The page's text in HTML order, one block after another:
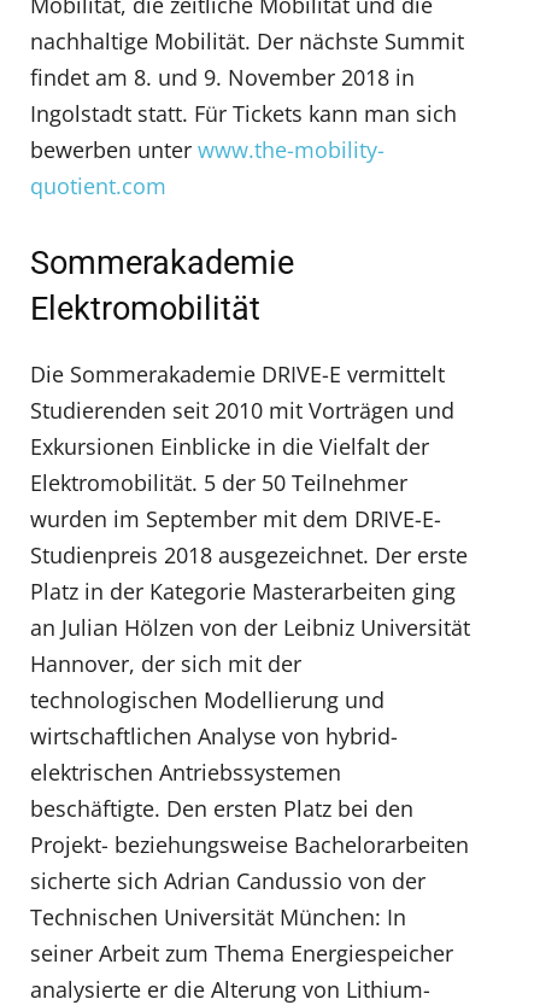
nachhaltige Mobilität. Der nächste Summit
findet am 8. und 9. November 2018 in
Ingolstadt statt. Für Tickets kann man sich
bewerben unter www.the-mobility-
quotient.com
Sommerakademie
Elektromobilität
Die Sommerakademie DRIVE-E vermittelt
Studierenden seit 2010 mit Vorträgen und
Exkursionen Einblicke in die Vielfalt der
Elektromobilität. 5 der 50 Teilnehmer
wurden im September mit dem DRIVE-E-
Studienpreis 2018 ausgezeichnet. Der erste
Platz in der Kategorie Masterarbeiten ging
an Julian Hölzen von der Leibniz Universität
Hannover, der sich mit der
technologischen Modellierung und
wirtschaftlichen Analyse von hybrid-
elektrischen Antriebssystemen
beschäftigte. Den ersten Platz bei den
Projekt- beziehungsweise Bachelorarbeiten
sicherte sich Adrian Candussio von der
Technischen Universität München: In
seiner Arbeit zum Thema Energiespeicher
analysierte er die Alterung von Lithium-